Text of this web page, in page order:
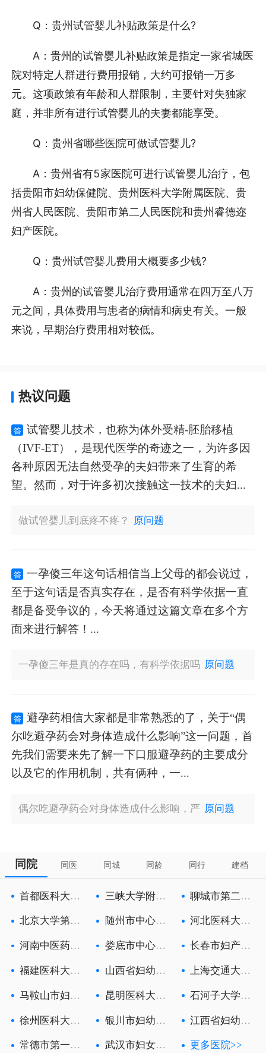
Q：贵州试管婴儿补贴政策是什么?
A：贵州的试管婴儿补贴政策是指定一家省城医
院对特定人群进行费用报销，大约可报销一万多
元。这项政策有年龄和人群限制，主要针对失独家
庭，并非所有进行试管婴儿的夫妻都能享受。
Q：贵州省哪些医院可做试管婴儿?
A：贵州省有5家医院可进行试管婴儿治疗，包
括贵阳市妇幼保健院、贵州医科大学附属医院、贵
州省人民医院、贵阳市第二人民医院和贵州睿德迩
妇产医院。
Q：贵州试管婴儿费用大概要多少钱?
A：贵州的试管婴儿治疗费用通常在四万至八万
元之间，具体费用与患者的病情和病史有关。一般
来说，早期治疗费用相对较低。
热议问题
答
试管婴儿技术，也称为体外受精-胚胎移植
（IVF-ET），是现代医学的奇迹之一，为许多因
各种原因无法自然受孕的夫妇带来了生育的希
望。然而，对于许多初次接触这一技术的夫妇...
做试管婴儿到底疼不疼？ 原问题
答
一孕傻三年这句话相信当上父母的都会说过，
至于这句话是否真实存在，是否有科学依据一直
都是备受争议的，今天将通过这篇文章在多个方
面来进行解答！...
一孕傻三年是真的存在吗，有科学依据吗 原问题
答
避孕药相信大家都是非常熟悉的了，关于“偶
尔吃避孕药会对身体造成什么影响”这一问题，首
先我们需要来先了解一下口服避孕药的主要成分
以及它的作用机制，共有俩种，一...
偶尔吃避孕药会对身体造成什么影响，严 原问题
同院 同医 同城 同龄 同行 建档
首都医科大学
三峡大学附属
聊城市第二人
北京大学第三
随州市中心医
河北医科大学
河南中医药大
娄底市中心医
长春市妇产医
福建医科大学
山西省妇幼保
上海交通大学
马鞍山市妇幼
昆明医科大学
石河子大学医
徐州医科大学
银川市妇幼保
江西省妇幼保
常德市第一人
武汉市妇女儿
更多医院>>